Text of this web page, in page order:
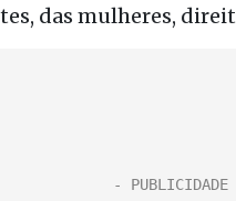
das mulheres,